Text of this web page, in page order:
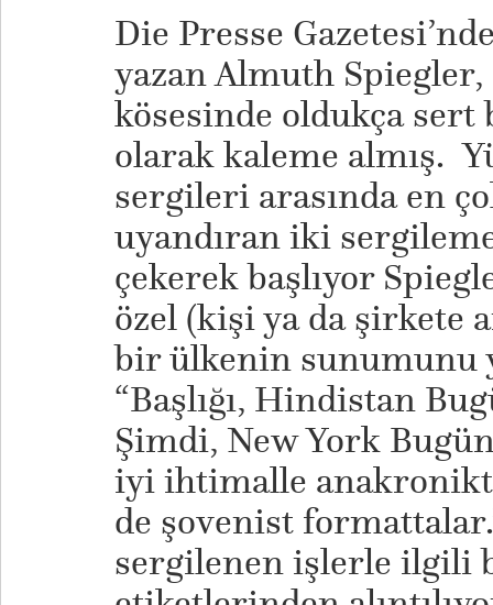
Die Presse
yazan Almuth
kösesinde oldukça sert
olarak kaleme almış.
sergileri arasında en
uyandıran iki
çekerek başlıyor
özel (kişi ya da şirkete
bir ülkenin sunumunu
“Başlığı, Hindistan
Şimdi, New York
iyi ihtimalle
de şovenist
sergilenen işlerle ilgili